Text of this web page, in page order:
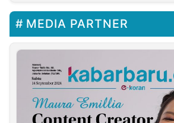
MEDIA PARTNER